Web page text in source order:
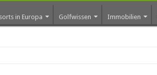
in Europa Golfwissen Immobilien